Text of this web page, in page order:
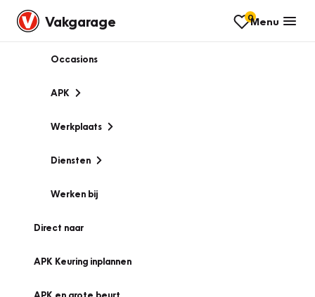
Vakgarage 0Menu
Occasions
APK
Werkplaats
Diensten
Werken bij
Direct naar
APK Keuring inplannen